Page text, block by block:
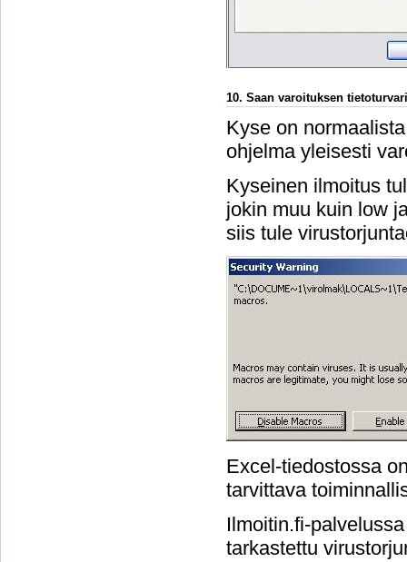
10. Saan varoituksen
Kyse on
ohjelma yleisesti
Kyseinen ilmoitus
jokin muu kuin low
siis tule
Excel-tiedostossa
tarvittava
Ilmoitin.fi-
tarkastettu